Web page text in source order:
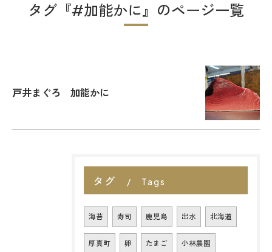
タグ『#加能かに』のページ一覧
戸井まぐろ 加能かに
タグ Tags
海苔 寿司 鹿児島 出水 北海道
厚真町 卵 たまご 小林農園